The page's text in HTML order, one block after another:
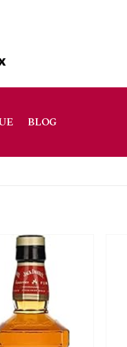
BLOG